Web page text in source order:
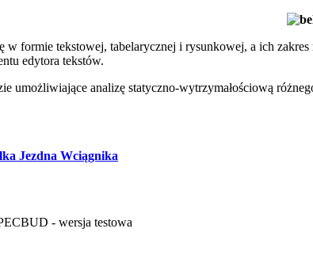
w formie tekstowej, tabelarycznej i rysunkowej, a ich
edytora tekstów.
umożliwiające analizę statyczno-wytrzymałościową
Jezdna Wciągnika
- wersja testowa